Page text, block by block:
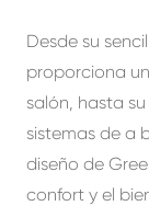
Desde su
proporciona
salón, hasta
sistemas de a
diseño de
confort y el